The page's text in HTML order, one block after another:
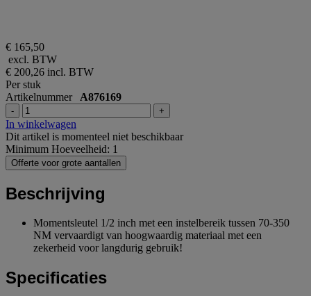
€ 165,50
excl. BTW
€ 200,26 incl. BTW
Per stuk
Artikelnummer A876169
- +
In winkelwagen
Dit artikel is momenteel niet beschikbaar
Minimum Hoeveelheid: 1
Offerte voor grote aantallen
Beschrijving
Momentsleutel 1/2 inch met een instelbereik tussen 70-350
NM vervaardigt van hoogwaardig materiaal met een
zekerheid voor langdurig gebruik!
Specificaties